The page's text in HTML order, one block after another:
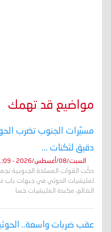
مواضيع قد تهمك
مسيّرات الجنوب تضرب
دقيق لثكنات ...
السبت/08/أغسطس/2026 - 11:09 م
دكّت القوات المسلحة الجنوبية
لمليشيات الحوثي في جبهات باب
الضالع، مكبدة المليشيات خسا
عقب ضربات واسعة..